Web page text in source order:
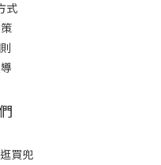
式
買兜